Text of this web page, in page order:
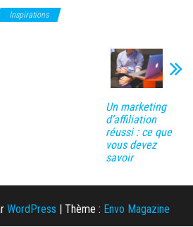
Inspirations
Un marketing
d’affiliation
réussi : ce que
vous devez
savoir
WordPress | Thème : Envo Magazine